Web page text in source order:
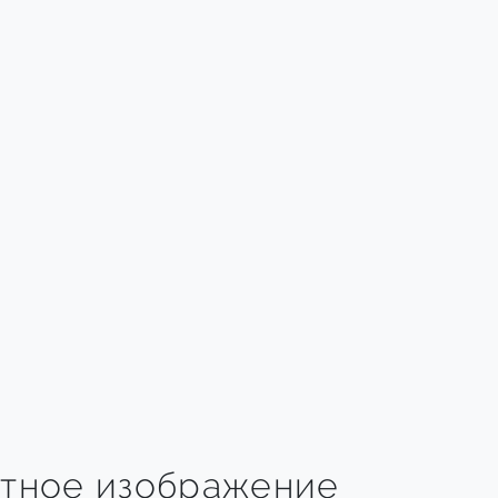
изображение